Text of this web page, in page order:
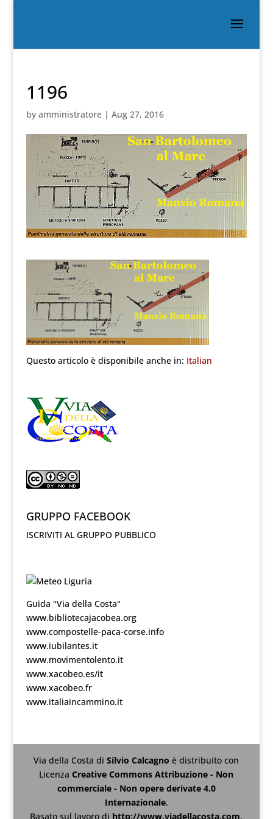
1196
by amministratore| Aug 27, 2016
Questo articolo è disponibile anche in: Italian
GRUPPO FACEBOOK
ISCRIVITI AL GRUPPO PUBBLICO
Guida "Via della Costa"
www.bibliotecajacobea.org
www.compostelle-paca-corse.info
www.iubilantes.it
www.movimentolento.it
www.xacobeo.es/it
www.xacobeo.fr
www.italiaincammino.it
Via della Costa diSilvio Calcagnoè distribuito con
LicenzaCreative Commons Attribuzione - Non
commerciale - Non opere derivate 4.0
Internazionale.
Basato sul lavoro di http://www.viadellacosta.com.